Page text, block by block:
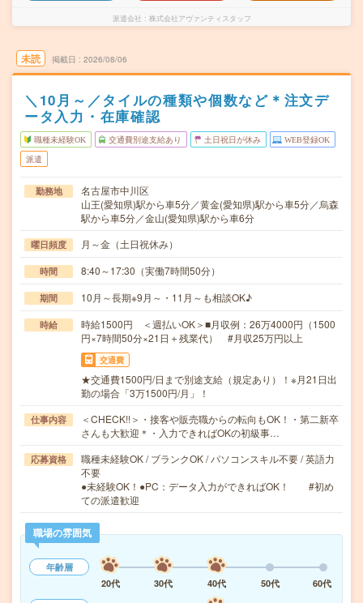
派遣会社 株式会社アヴァンティスタッフ
未読 掲載日 2026/08/06
＼10月～／タイルの種類や個数など＊注文デ
ータ入力・在庫確認
職種未経験OK 交通費別途支給あり 土日祝日が休み WEB登録OK
派遣
勤務地
名古屋市中川区
山王(愛知県)駅から車5分／黄金(愛知県)駅から車5分／烏森
駅から車5分／金山(愛知県)駅から車6分
曜日頻度 月～金（土日祝休み）
時間 8:40～17:30（実働7時間50分）
期間 10月～長期※9月～・11月～も相談OK♪
時給
時給1500円 ＜週払いOK＞■月収例：26万4000円（1500
円×7時間50分×21日＋残業代） #月収25万円以上
交通費
★交通費1500円/日まで別途支給（規定あり）！※月21日出
勤の場合「3万1500円/月」！
仕事内容
＜CHECK!!＞・接客や販売職からの転向もOK！・第二新卒
さんも大歓迎＊・入力できればOKの初級事…
応募資格
職種未経験OK / ブランクOK / パソコンスキル不要 / 英語力
不要
●未経験OK！●PC：データ入力ができればOK！ #初め
ての派遣歓迎
職場の雰囲気
年齢層
20代
30代 40代 50代
60代